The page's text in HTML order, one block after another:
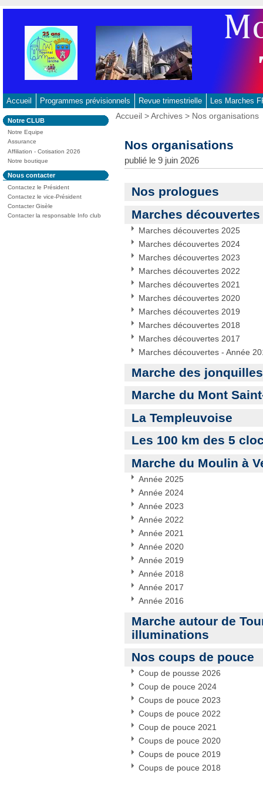
contenu
principal
-
Aller
à
la
recherche
Accueil Programmes prévisionnels Revue trimestrielle Les Marches
Dans
la
rubrique
:
Notre CLUB
Notre Equipe
Assurance
Affiliation - Cotisation 2026
Notre boutique
Dans
la
rubrique
:
Nous contacter
Contactez le Président
Contactez le vice-Président
Contacter Gisèle
Contacter la responsable Info club
Vous
Accueil >Archives > Nos organisations
Nos organisations
publié le 9 juin 2026
Nos prologues
Marches
Marches découvertes 2025
Marches découvertes 2024
Marches découvertes 2023
Marches découvertes 2022
Marches découvertes 2021
Marches découvertes 2020
Marches découvertes 2019
Marches découvertes 2018
Marches découvertes 2017
Marches découvertes - Année
Marche des jonquilles
Marche du Mont
La Templeuvoise
Les 100 km des 5
Marche du Moulin à
Année 2025
Année 2024
Année 2023
Année 2022
Année 2021
Année 2020
Année 2019
Année 2018
Année 2017
Année 2016
Marche autour de
illuminations
Nos coups de pouce
Coup de pousse 2026
Coup de pouce 2024
Coups de pouce 2023
Coups de pouce 2022
Coup de pouce 2021
Coups de pouce 2020
Coups de pouce 2019
Coups de pouce 2018